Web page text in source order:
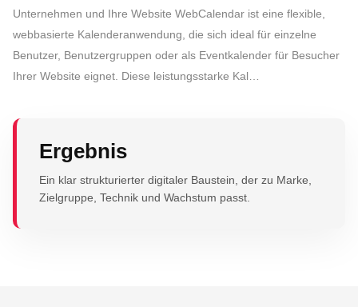
Unternehmen und Ihre Website WebCalendar ist eine flexible,
webbasierte Kalenderanwendung, die sich ideal für einzelne
Benutzer, Benutzergruppen oder als Eventkalender für Besucher
Ihrer Website eignet. Diese leistungsstarke Kal…
Ergebnis
Ein klar strukturierter digitaler Baustein, der zu Marke,
Zielgruppe, Technik und Wachstum passt.